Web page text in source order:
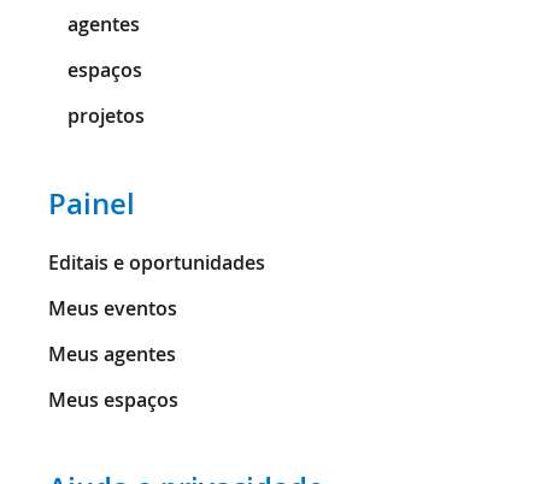
agentes
espaços
projetos
Painel
Editais e oportunidades
Meus eventos
Meus agentes
Meus espaços